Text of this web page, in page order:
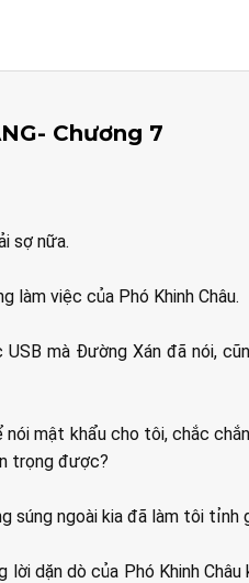
Chương 7
sợ nữa.
làm việc của Phó Khinh Châu.
mà Đường Xán đã nói,
mật khẩu cho tôi, chắc
trọng được?
súng ngoài kia đã làm tôi tỉnh
dặn dò của Phó Khinh Châu